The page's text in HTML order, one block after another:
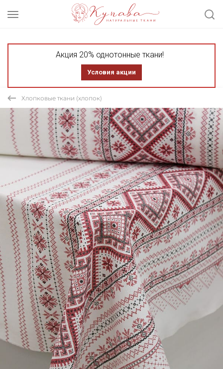
Акция 20% однотонные ткани!
Условия акции
Хлопковые ткани (хлопок)